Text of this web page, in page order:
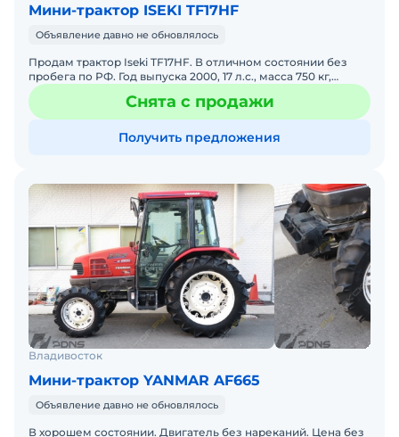
Мини-трактор ISEKI TF17HF
Объявление давно не обновлялось
Продам трактор Iseki TF17HF. В отличном состоянии без
пробега по РФ. Год выпуска 2000, 17 л.с., масса 750 кг,
габаритные размеры 2150х1350х1650. Есть ПСМ. Возмо
Снята с продажи
Получить предложения
Владивосток
Мини-трактор YANMAR AF665
Объявление давно не обновлялось
В хорошем состоянии. Двигатель без нареканий. Цена без